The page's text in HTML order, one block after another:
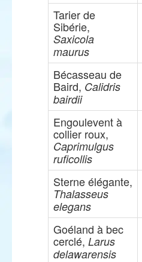
Tarier de
Sibérie,
Saxicola
maurus
Bécasseau de
Baird, Calidris
bairdii
Engoulevent à
collier roux,
Caprimulgus
ruficollis
Sterne élégante,
Thalasseus
elegans
Goéland à bec
cerclé, Larus
delawarensis